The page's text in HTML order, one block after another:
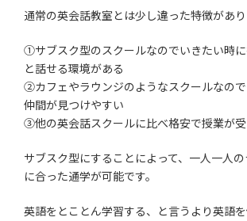
通常の英会話教室とは少し違った特徴があり
①サブスク型のスクールなのでいきたい時
と話せる環境がある
②カフェやラウンジのようなスクールなの
仲間が見つけやすい
③他の英会話スクールに比べ格安で授業が
サブスク型にすることによって、一人一人
に合った通学が可能です。
英語をとことん学習する、と言うより英語